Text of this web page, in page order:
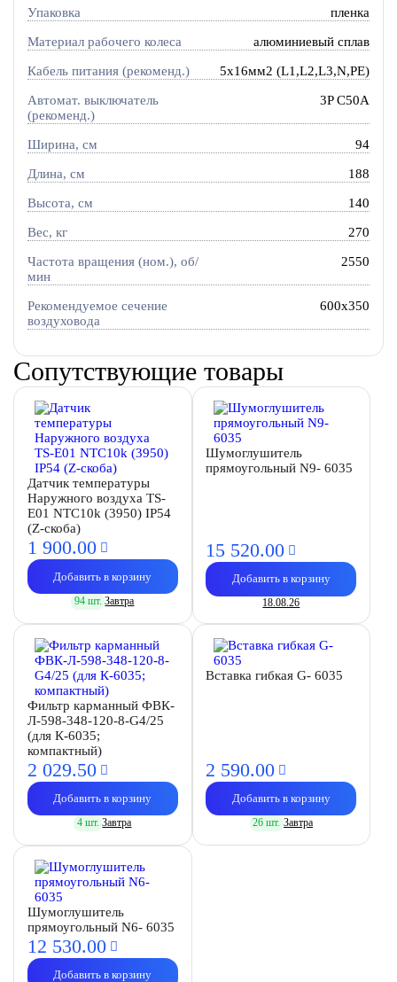
Упаковка пленка
Материал рабочего колеса алюминиевый сплав
Кабель питания (рекоменд.) 5х16мм2 (L1,L2,L3,N,PE)
Автомат. выключатель
(рекоменд.)
3P C50A
Ширина, см 94
Длина, см 188
Высота, см 140
Вес, кг 270
Частота вращения (ном.), об/
мин
2550
Рекомендуемое сечение
воздуховода
600x350
Сопутствующие товары
Датчик температуры
Наружного воздуха TS-
E01 NTC10k (3950) IP54
(Z-скоба)
1 900.00
Добавить в корзину
94 шт. Завтра
Шумоглушитель
прямоугольный N9- 6035
15 520.00
Добавить в корзину
18.08.26
Фильтр карманный ФВК-
Л-598-348-120-8-G4/25
(для К-6035;
компактный)
2 029.50
Добавить в корзину
4 шт. Завтра
Вставка гибкая G- 6035
2 590.00
Добавить в корзину
26 шт. Завтра
Шумоглушитель
прямоугольный N6- 6035
12 530.00
Добавить в корзину